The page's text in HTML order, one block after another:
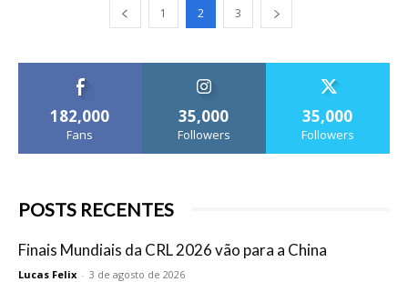
1 2 3
182,000
Fans
35,000
Followers
35,000
Followers
POSTS RECENTES
Finais Mundiais da CRL 2026 vão para a China
Lucas Felix - 3 de agosto de 2026